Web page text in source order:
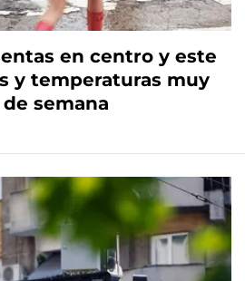
en centro y este
y temperaturas muy
semana